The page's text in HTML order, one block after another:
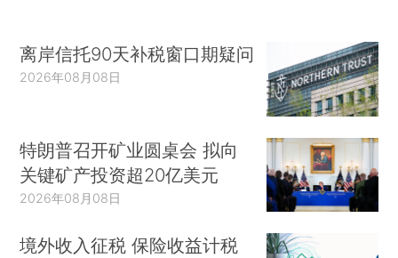
离岸信托90天补税窗口期疑问
2026年08月08日
特朗普召开矿业圆桌会 拟向
关键矿产投资超20亿美元
2026年08月08日
境外收入征税 保险收益计税